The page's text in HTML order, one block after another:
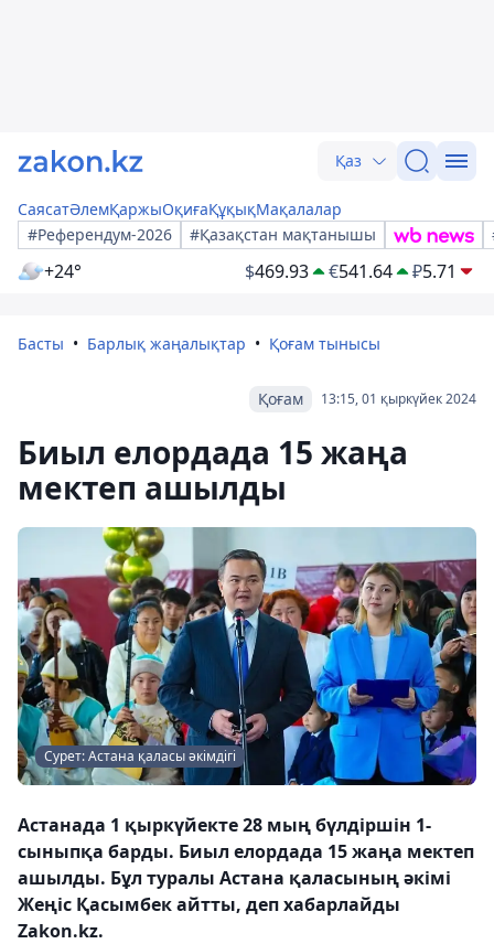
Қаз
СаясатӘлемҚаржыОқиғаҚұқықМақалалар
#Референдум-2026
#Қазақстан мақтанышы
+24° $469.93 €541.64 ₽5.71
Басты Барлық жаңалықтар Қоғам тынысы
13:15, 01 қыркүйек 2024
Қоғам
Биыл елордада 15 жаңа
мектеп ашылды
Сурет: Астана қаласы әкімдігі
Астанада 1 қыркүйекте 28 мың бүлдіршін 1-
сыныпқа барды. Биыл елордада 15 жаңа мектеп
ашылды. Бұл туралы Астана қаласының әкімі
Жеңіс Қасымбек айтты, деп хабарлайды
Zakon.kz.